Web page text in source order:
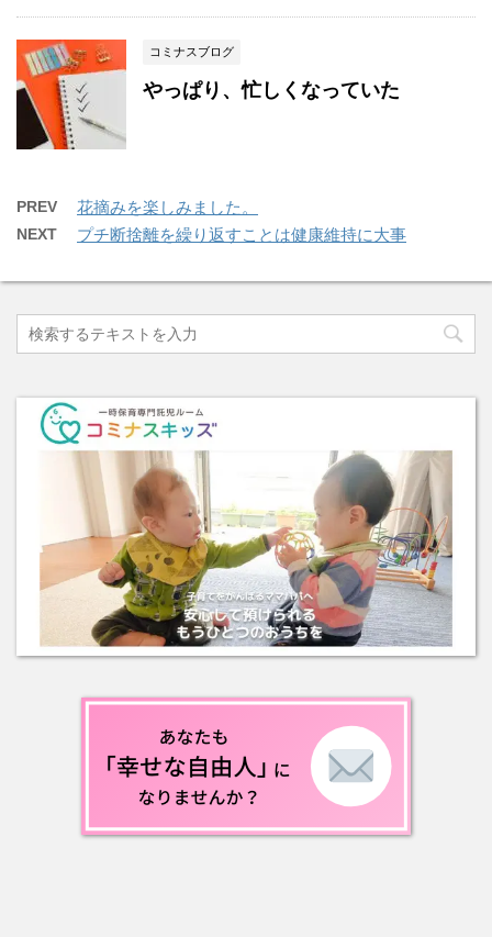
コミナスブログ
やっぱり、忙しくなっていた
PREV 花摘みを楽しみました。
NEXT プチ断捨離を繰り返すことは健康維持に大事